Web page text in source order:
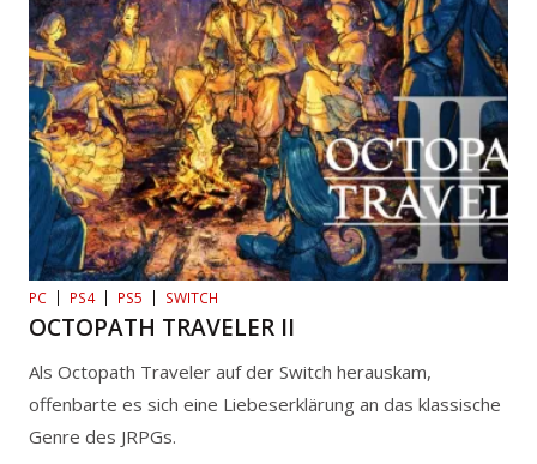
PC PS4 PS5 SWITCH
OCTOPATH TRAVELER II
Als Octopath Traveler auf der Switch herauskam,
offenbarte es sich eine Liebeserklärung an das klassische
Genre des JRPGs.